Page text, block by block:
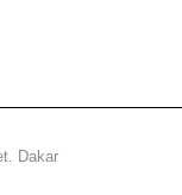
Dakar